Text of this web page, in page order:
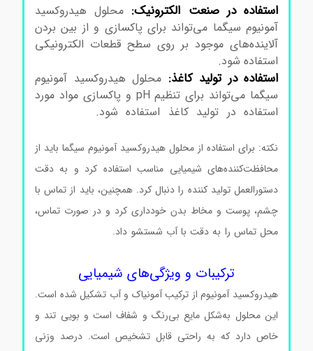
استفاده در صنعت الکترونیک:محلول هیدروکسید
آمونیوم سیگما می‌تواند برای پاکسازی و از بین بردن
آلاینده‌های موجود بر روی سطح قطعات الکترونیکی
استفاده شود.
استفاده در تولید کاغذ:محلول هیدروکسید آمونیوم
سیگما می‌تواند برای تنظیم pH و پاکسازی مواد مورد
استفاده در تولید کاغذ استفاده شود.خرید محلول
نکته: برای استفاده از محلول هیدروکسید آمونیوم سیگما باید از
محافظت‌کننده‌های شیمیایی مناسب استفاده کرد و به دقت
دستورالعمل تولید کننده را دنبال کرد. همچنین، باید از تماس با
چشم، پوست و مخاط بدن خودداری کرد و در صورت تماس،
محل تماس را به دقت با آب شستشو داد.محلول هیدروکسید
ترکیبات و ویژگی‌های شیمیایی
هیدروکسید آمونیوم از ترکیب آمونیاک و آب تشکیل شده است.
این محلول به‌شکل مایع بی‌رنگ و شفاف است و بویی تند و
خاص دارد که به راحتی قابل تشخیص است. درصد وزنی